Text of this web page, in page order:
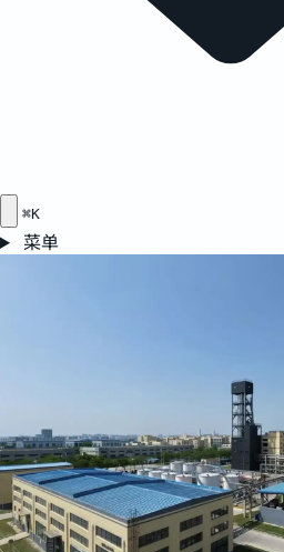
⌘K
菜单